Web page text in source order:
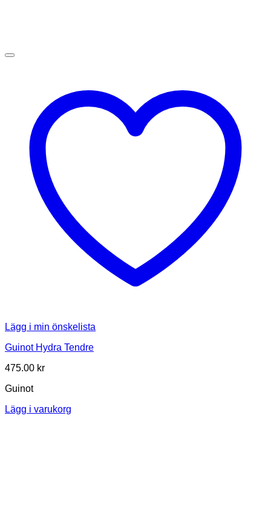
Lägg i min önskelista
Guinot Hydra Tendre
475.00 kr
Guinot
Lägg i varukorg